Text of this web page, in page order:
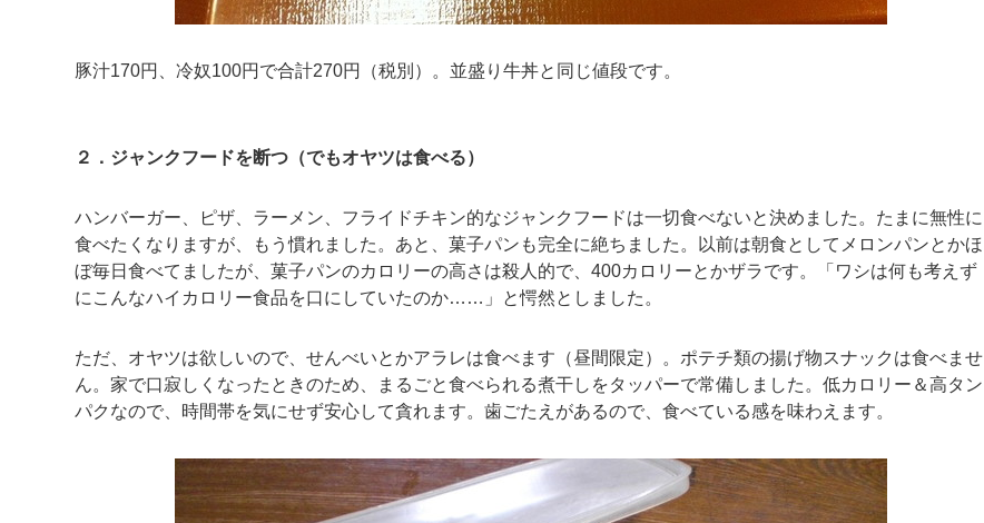
豚汁170円、冷奴100円で合計270円（税別）。並盛り牛丼と同じ値段です。
２．ジャンクフードを断つ（でもオヤツは食べる）
ハンバーガー、ピザ、ラーメン、フライドチキン的なジャンクフードは一切食べないと決めました。たまに無性に
食べたくなりますが、もう慣れました。あと、菓子パンも完全に絶ちました。以前は朝食としてメロンパンとかほ
ぼ毎日食べてましたが、菓子パンのカロリーの高さは殺人的で、400カロリーとかザラです。「ワシは何も考えず
にこんなハイカロリー食品を口にしていたのか……」と愕然としました。
ただ、オヤツは欲しいので、せんべいとかアラレは食べます（昼間限定）。ポテチ類の揚げ物スナックは食べませ
ん。家で口寂しくなったときのため、まるごと食べられる煮干しをタッパーで常備しました。低カロリー＆高タン
パクなので、時間帯を気にせず安心して貪れます。歯ごたえがあるので、食べている感を味わえます。